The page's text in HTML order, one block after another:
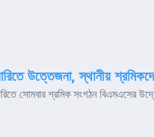
উত্তেজনা, স্থানীয়
সোমবার শ্রমিক সংগঠন বিএমএসের